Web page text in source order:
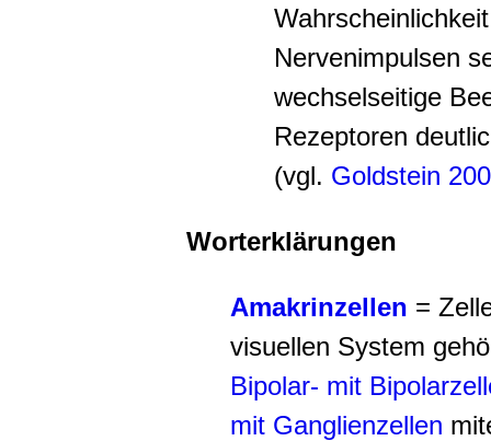
Nervenimpulsen
wechselseitige
Rezeptoren
(vgl. Goldstein
Worterklärungen
Amakrinzellen =
visuellen System
Bipolar- mit
mit Ganglienzellen